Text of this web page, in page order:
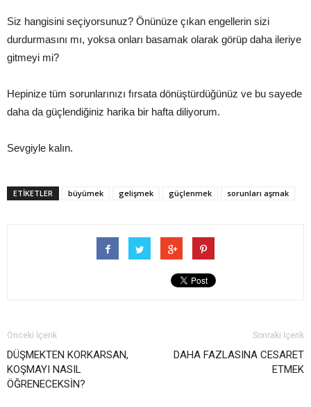
Siz hangisini seçiyorsunuz? Önünüze çıkan engellerin sizi
durdurmasını mı, yoksa onları basamak olarak görüp daha ileriye
gitmeyi mi?
Hepinize tüm sorunlarınızı fırsata dönüştürdüğünüz ve bu sayede
daha da güçlendiğiniz harika bir hafta diliyorum.
Sevgiyle kalın.
ETİKETLER büyümek gelişmek güçlenmek sorunları aşmak
Önceki İçerik
DÜŞMEKTEN KORKARSAN,
KOŞMAYI NASIL
ÖĞRENECEKSİN?
Sonraki İçerik
DAHA FAZLASINA CESARET
ETMEK